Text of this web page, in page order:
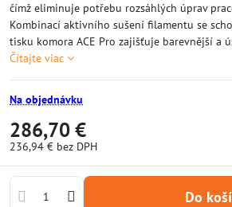
čímž eliminuje potřebu rozsáhlých úprav
Kombinací aktivního sušení filamentu se
tisku komora ACE Pro zajišťuje barevnější a
Čítajte viac
Na objednávku
286,70 €
236,94 € bez DPH
Do